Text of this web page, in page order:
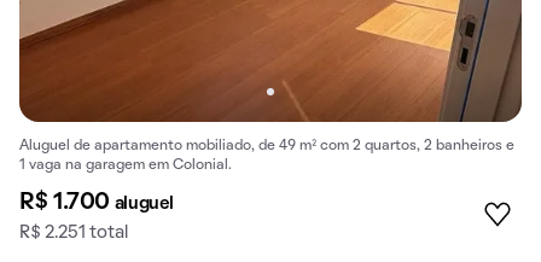
Aluguel de apartamento mobiliado, de 49 m² com 2 quartos, 2 banheiros e
1 vaga na garagem em Colonial.
R$ 1.700 aluguel
R$ 2.251 total